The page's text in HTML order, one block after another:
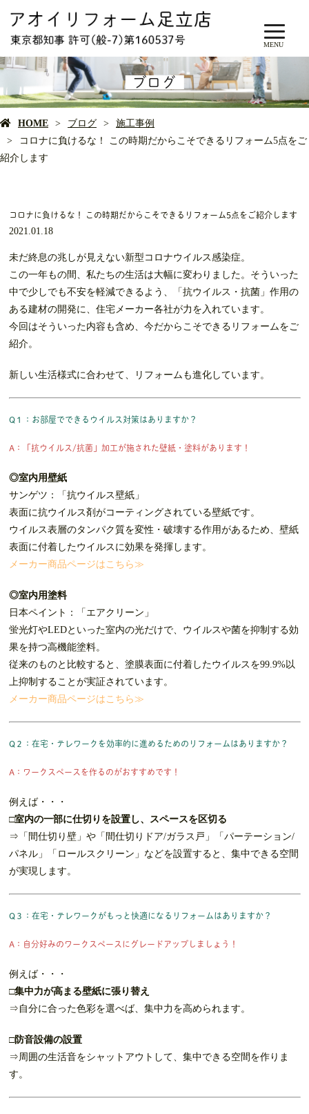
MENU
ブログ
HOME ブログ
施工事例
コロナに負けるな！ この時期だからこそできるリフォーム5点をご
紹介します
コロナに負けるな！ この時期だからこそできるリフォーム5点をご紹介します
2021.01.18
未だ終息の兆しが見えない新型コロナウイルス感染症。
この一年もの間、私たちの生活は大幅に変わりました。そういった
中で少しでも不安を軽減できるよう、「抗ウイルス・抗菌」作用の
ある建材の開発に、住宅メーカー各社が力を入れています。
今回はそういった内容も含め、今だからこそできるリフォームをご
紹介。
新しい生活様式に合わせて、リフォームも進化しています。
Q１：お部屋でできるウイルス対策はありますか？
A：「抗ウイルス/抗菌」加工が施された壁紙・塗料があります！
◎室内用壁紙
サンゲツ：「抗ウイルス壁紙」
表面に抗ウイルス剤がコーティングされている壁紙です。
ウイルス表層のタンパク質を変性・破壊する作用があるため、壁紙
表面に付着したウイルスに効果を発揮します。
メーカー商品ページはこちら≫
◎室内用塗料
日本ペイント：「エアクリーン」
蛍光灯やLEDといった室内の光だけで、ウイルスや菌を抑制する効
果を持つ高機能塗料。
従来のものと比較すると、塗膜表面に付着したウイルスを99.9%以
上抑制することが実証されています。
メーカー商品ページはこちら≫
Q２：在宅・テレワークを効率的に進めるためのリフォームはありますか？
A：ワークスペースを作るのがおすすめです！
例えば・・・
□室内の一部に仕切りを設置し、スペースを区切る
⇒「間仕切り壁」や「間仕切りドア/ガラス戸」「パーテーション/
パネル」「ロールスクリーン」などを設置すると、集中できる空間
が実現します。
Q３：在宅・テレワークがもっと快適になるリフォームはありますか？
A：自分好みのワークスペースにグレードアップしましょう！
例えば・・・
□集中力が高まる壁紙に張り替え
⇒自分に合った色彩を選べば、集中力を高められます。
□防音設備の設置
⇒周囲の生活音をシャットアウトして、集中できる空間を作りま
す。